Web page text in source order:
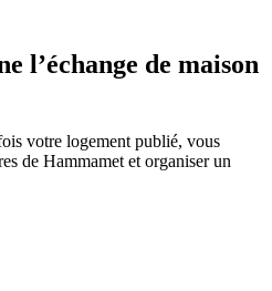
l’échange de maison
votre logement publié, vous
de Hammamet et organiser un